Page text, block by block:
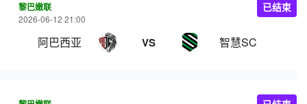
黎巴嫩联
2026-06-12 21:00
阿巴西亚 VS 智慧SC
已结束